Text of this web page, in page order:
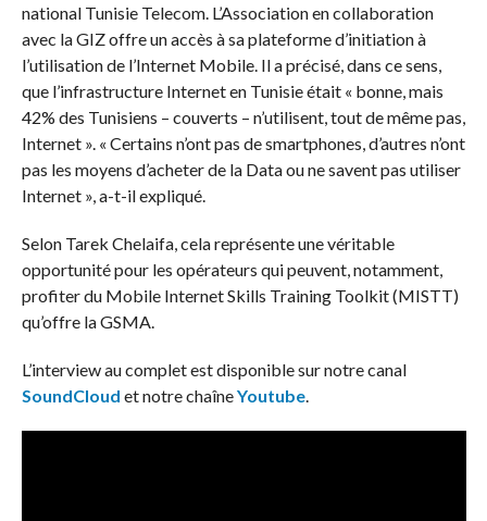
national Tunisie Telecom. L’Association en collaboration
avec la GIZ offre un accès à sa plateforme d’initiation à
l’utilisation de l’Internet Mobile. Il a précisé, dans ce sens,
que l’infrastructure Internet en Tunisie était « bonne, mais
42% des Tunisiens – couverts – n’utilisent, tout de même pas,
Internet ». « Certains n’ont pas de smartphones, d’autres n’ont
pas les moyens d’acheter de la Data ou ne savent pas utiliser
Internet », a-t-il expliqué.
Selon Tarek Chelaifa, cela représente une véritable
opportunité pour les opérateurs qui peuvent, notamment,
profiter du Mobile Internet Skills Training Toolkit (MISTT)
qu’offre la GSMA.
L’interview au complet est disponible sur notre canal
SoundCloud et notre chaîneYoutube.